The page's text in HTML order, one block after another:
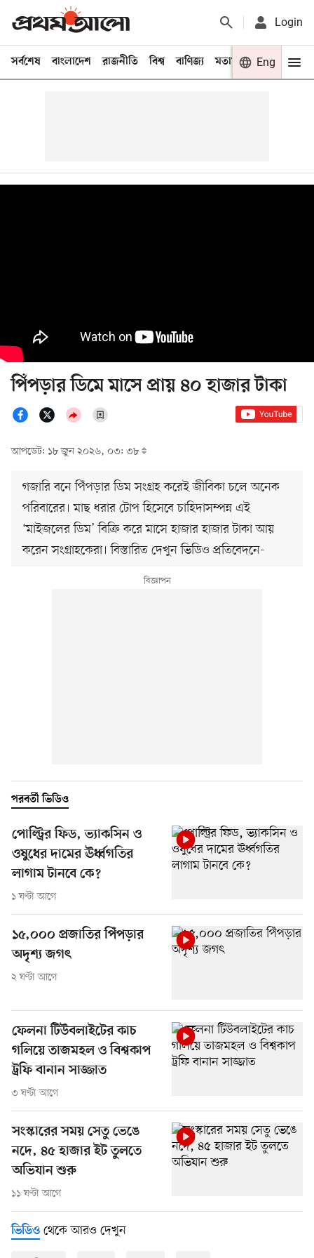
Login
সর্বশেষ বাংলাদেশ রাজনীতি বিশ্ব বাণিজ্য মতামত খেলা
Eng
পিঁপড়ার ডিমে মাসে প্রায় ৪০ হাজার টাকা
আপডেট: ১৮ জুন ২০২৬, ০৩: ৩৮
গজারি বনে পিঁপড়ার ডিম সংগ্রহ করেই জীবিকা চলে অনেক
পরিবারের। মাছ ধরার টোপ হিসেবে চাহিদাসম্পন্ন এই
‘মাইজলের ডিম’ বিক্রি করে মাসে হাজার হাজার টাকা আয়
করেন সংগ্রাহকেরা। বিস্তারিত দেখুন ভিডিও প্রতিবেদনে-
পরবর্তী ভিডিও
পোল্ট্রির ফিড, ভ্যাকসিন ও
ওষুধের দামের ঊর্ধ্বগতির
লাগাম টানবে কে?
১ ঘণ্টা আগে
১৫,০০০ প্রজাতির পিঁপড়ার
অদৃশ্য জগৎ
২ ঘণ্টা আগে
ফেলনা টিউবলাইটের কাচ
গলিয়ে তাজমহল ও বিশ্বকাপ
ট্রফি বানান সাজ্জাত
৩ ঘণ্টা আগে
সংস্কারের সময় সেতু ভেঙে
নদে, ৪৫ হাজার ইট তুলতে
অভিযান শুরু
১১ ঘণ্টা আগে
ভিডিও থেকে আরও দেখুন